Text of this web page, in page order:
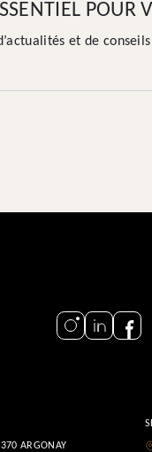
POUR
et de
ARGONAY